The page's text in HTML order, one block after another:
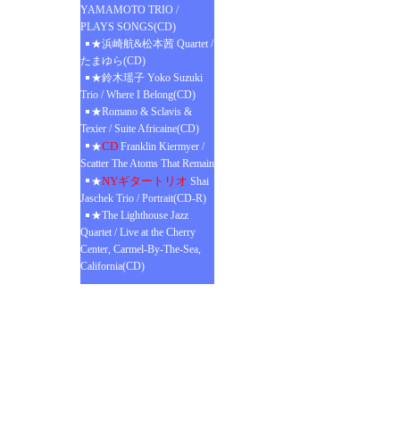
YAMAMOTO TRIO /
PLAYS SONGS(CD)
★浜崎航&松本茜 Quartet /
たまゆら(CD)
★鈴木瑶子 Yoko Suzuki
Trio / Where I Belong(CD)
★Romano & Sclavis &
Texier / Suite Africaine(CD)
★CD Franklin Kiermyer /
Scatter The Atoms That Remain
★NYギタートリオ Shai
Jaschek Trio / Portrait(CD-R)
★The Lighthouse Jazz
Quartet / Live at the Cherry
Center, Carmel-By-The-Sea,
California(CD)